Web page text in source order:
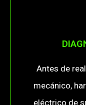
Antes de
mecánico,
eléctrico de